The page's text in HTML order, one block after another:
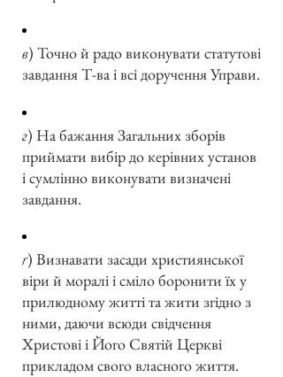
в) Точно й радо виконувати статутові
завдання Т-ва і всі доручення Управи.
г) На бажання Загальних зборів
приймати вибір до керівних установ
і сумлінно виконувати визначені
завдання.
ґ) Визнавати засади християнської
віри й моралі і сміло боронити їх у
прилюдному житті та жити згідно з
ними, даючи всюди свідчення
Христові і Його Святій Церкві
прикладом свого власного життя.